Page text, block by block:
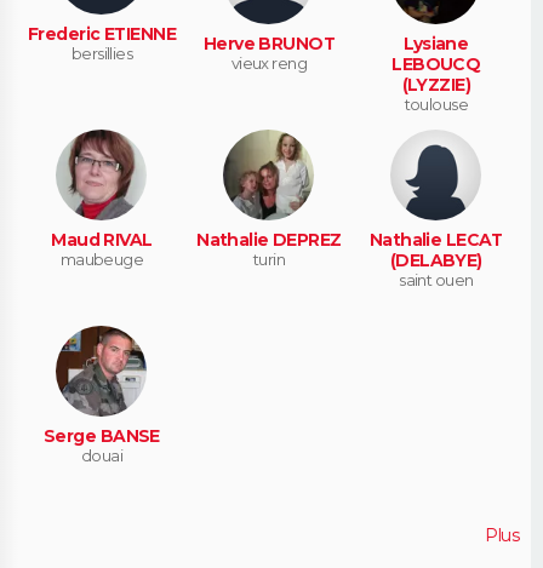
Frederic ETIENNE
bersillies Herve BRUNOT
vieux reng
Lysiane
LEBOUCQ
(LYZZIE)
toulouse
Maud RIVAL
maubeuge
Nathalie DEPREZ
turin
Nathalie LECAT
(DELABYE)
saint ouen
Serge BANSE
douai
Plus